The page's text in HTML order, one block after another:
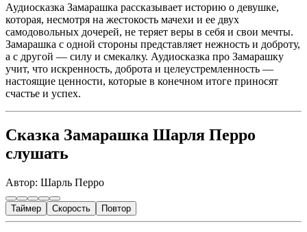
Аудиосказка Замарашка рассказывает историю о девушке,
которая, несмотря на жестокость мачехи и ее двух
самодовольных дочерей, не теряет веры в себя и свои мечты.
Замарашка с одной стороны представляет нежность и доброту,
а с другой — силу и смекалку. Аудиосказка про Замарашку
учит, что искренность, доброта и целеустремленность —
настоящие ценности, которые в конечном итоге приносят
счастье и успех.
Сказка Замарашка Шарля Перро
слушать
Автор: Шарль Перро
Таймер Скорость Повтор